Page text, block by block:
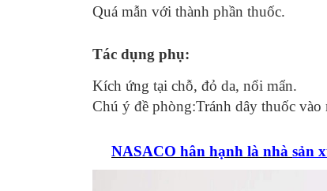
Quá mẫn với thành phần thuốc.
Tác dụng phụ:
Kích ứng tại chỗ, đỏ da, nổi mẩn.
Chú ý đề phòng:Tránh dây thuốc vào
NASACO hân hạnh là nhà sản